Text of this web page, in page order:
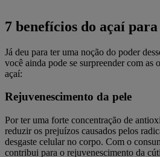
7 benefícios do açaí para
Já deu para ter uma noção do poder
você ainda pode se surpreender com as
açaí:
Rejuvenescimento da pele
Por ter uma forte concentração de
reduzir os prejuízos causados pelos
desgaste celular no corpo. Com o
contribui para o rejuvenescimento da